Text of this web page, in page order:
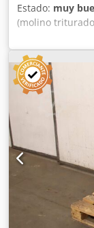
Estado: muy
(molino
Goliath Plus 2
265 mm
rodillos
Material:
residuos de
vertical (ahorro
generación de
cuchillas Goliath
perfectas
hay un sensor
"en circuito